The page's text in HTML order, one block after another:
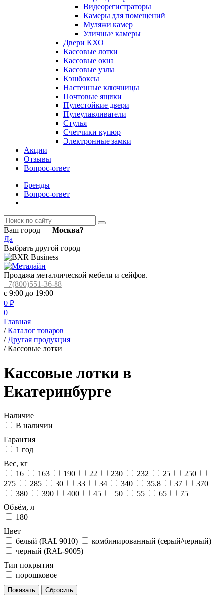
Видеорегистраторы
Камеры для помещений
Муляжи камер
Уличные камеры
Двери КХО
Кассовые лотки
Кассовые окна
Кассовые узлы
Кэшбоксы
Настенные ключницы
Почтовые ящики
Пулестойкие двери
Пулеулавливатели
Стулья
Счетчики купюр
Электронные замки
Акции
Отзывы
Вопрос-ответ
Бренды
Вопрос-ответ
Ваш город — Москва?
Да
Выбрать другой город
Продажа металлической мебели и сейфов.
+7(800)551-36-88
с 9:00 до 19:00
0 ₽
0
Главная
/ Каталог товаров
/ Другая продукция
/ Кассовые лотки
Кассовые лотки в
Екатеринбурге
Наличие
В наличии
Гарантия
1 год
Вес, кг
16
163 190 22 230 232 25
250
275
285 30 33 34 340 35.8 37
370
380
390 400 45 50 55 65
75
Объём, л
180
Цвет
белый (RAL 9010)
комбинированный (серый/черный)
черный (RAL-9005)
Тип покрытия
порошковое